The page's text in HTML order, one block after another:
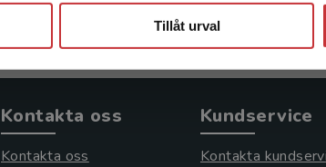
Tillåt urval
Kontakta oss
Kontakta oss
Kundservice
Kontakta